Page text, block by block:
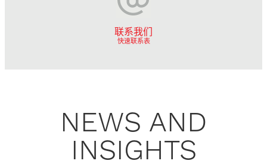
联系我们
快速联系表
NEWS AND
INSIGHTS